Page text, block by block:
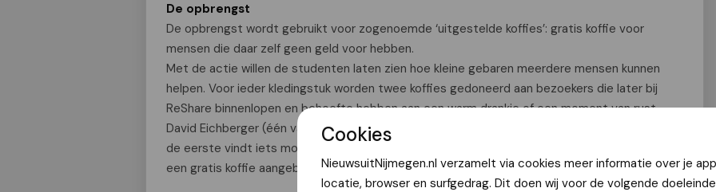
Cookies
NieuwsuitNijmegen.nl verzamelt via cookies meer informatie over je
locatie, browser en surfgedrag. Dit doen wij voor de volgende
De opbrengst
De opbrengst wordt gebruikt voor zogenoemde ‘uitgestelde koffies’: gratis koffie voor
mensen die daar zelf geen geld voor hebben.
Met de actie willen de studenten laten zien hoe kleine gebaren meerdere mensen kunnen
helpen. Voor ieder kledingstuk worden twee koffies gedoneerd aan bezoekers die later bij
ReShare binnenlopen en behoefte hebben aan een warm drankje of een moment van rust.
David Eichberger (één van de initiatiefnemers): “Eén kledingstuk zorgt voor drie blije mensen,
de eerste vindt iets moois om mee naar huis te nemen, en twee andere mensen krijgen later
een gratis koffie aangeboden.”